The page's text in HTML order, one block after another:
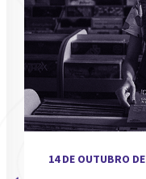
14 DE OUTUBRO